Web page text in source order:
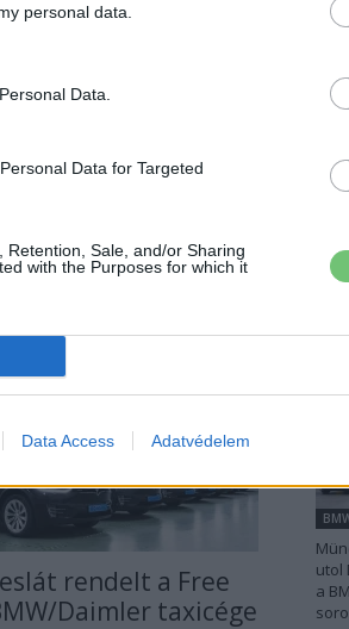
personal data.
Data.
Data for Targeted
Sale, and/or Sharing
with the Purposes for which it
Data Access Adatvédelem
túl késői, túl
rendelt a Free
Daimler taxicége
utol
a